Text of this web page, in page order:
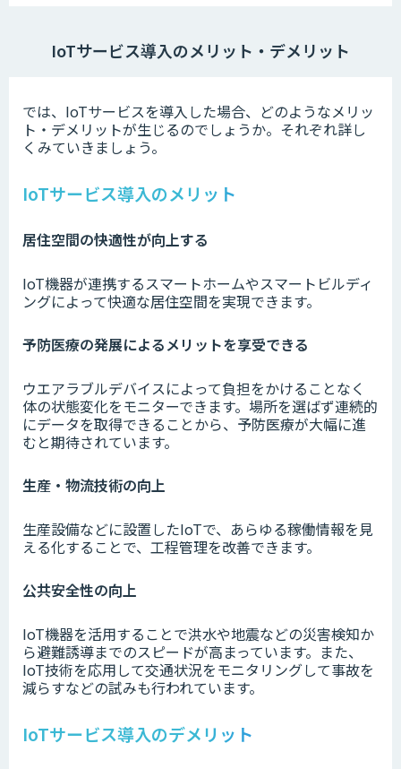
IoTサービス導入のメリット・デメリット
では、IoTサービスを導入した場合、どのようなメリッ
ト・デメリットが生じるのでしょうか。それぞれ詳し
くみていきましょう。
IoTサービス導入のメリット
居住空間の快適性が向上する
IoT機器が連携するスマートホームやスマートビルディ
ングによって快適な居住空間を実現できます。
予防医療の発展によるメリットを享受できる
ウエアラブルデバイスによって負担をかけることなく
体の状態変化をモニターできます。場所を選ばず連続的
にデータを取得できることから、予防医療が大幅に進
むと期待されています。
生産・物流技術の向上
生産設備などに設置したIoTで、あらゆる稼働情報を見
える化することで、工程管理を改善できます。
公共安全性の向上
IoT機器を活用することで洪水や地震などの災害検知か
ら避難誘導までのスピードが高まっています。また、
IoT技術を応用して交通状況をモニタリングして事故を
減らすなどの試みも行われています。
IoTサービス導入のデメリット